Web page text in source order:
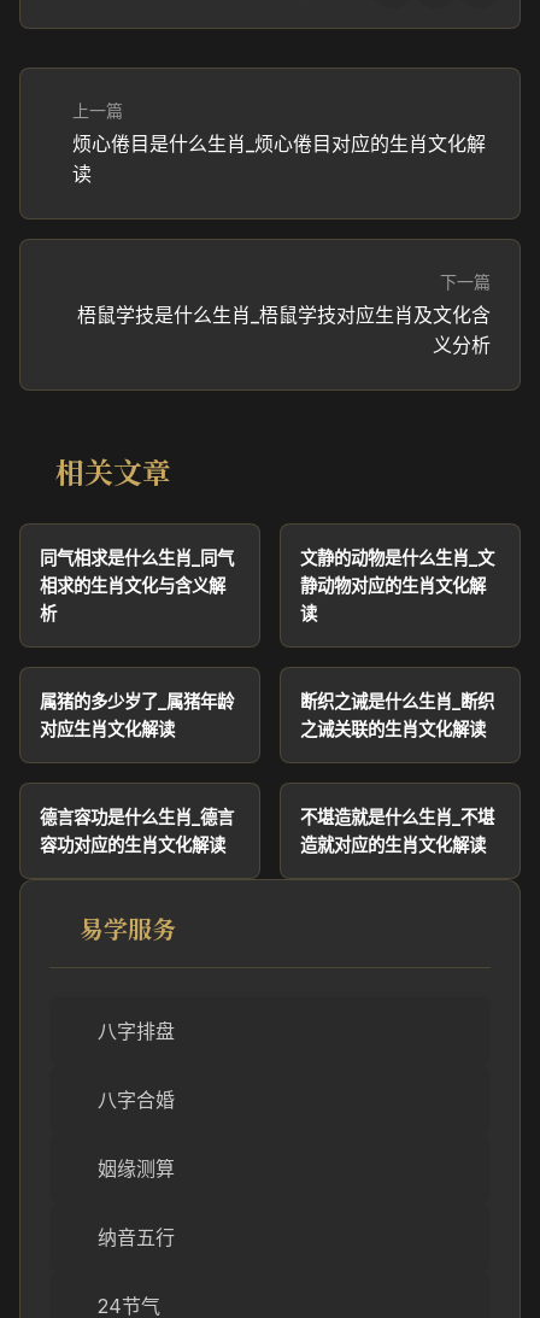
上一篇
烦心倦目是什么生肖_烦心倦目对应的生肖文化解
读
下一篇
梧鼠学技是什么生肖_梧鼠学技对应生肖及文化含
义分析
相关文章
同气相求是什么生肖_同气
相求的生肖文化与含义解
析
文静的动物是什么生肖_文
静动物对应的生肖文化解
读
属猪的多少岁了_属猪年龄
对应生肖文化解读
断织之诫是什么生肖_断织
之诫关联的生肖文化解读
德言容功是什么生肖_德言
容功对应的生肖文化解读
不堪造就是什么生肖_不堪
造就对应的生肖文化解读
易学服务
八字排盘
八字合婚
姻缘测算
纳音五行
24节气